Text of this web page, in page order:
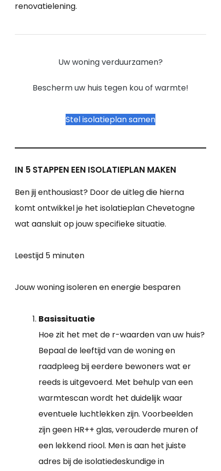
renovatielening.
Uw woning verduurzamen?
Bescherm uw huis tegen kou of warmte!
Stel isolatieplan samen
IN 5 STAPPEN EEN ISOLATIEPLAN MAKEN
Ben jij enthousiast? Door de uitleg die hierna
komt ontwikkel je het isolatieplan Chevetogne
wat aansluit op jouw specifieke situatie.
Leestijd 5 minuten
Jouw woning isoleren en energie besparen
Basissituatie
Hoe zit het met de r-waarden van uw huis?
Bepaal de leeftijd van de woning en
raadpleeg bij eerdere bewoners wat er
reeds is uitgevoerd. Met behulp van een
warmtescan wordt het duidelijk waar
eventuele luchtlekken zijn. Voorbeelden
zijn geen HR++ glas, verouderde muren of
een lekkend riool. Men is aan het juiste
adres bij de isolatiedeskundige in